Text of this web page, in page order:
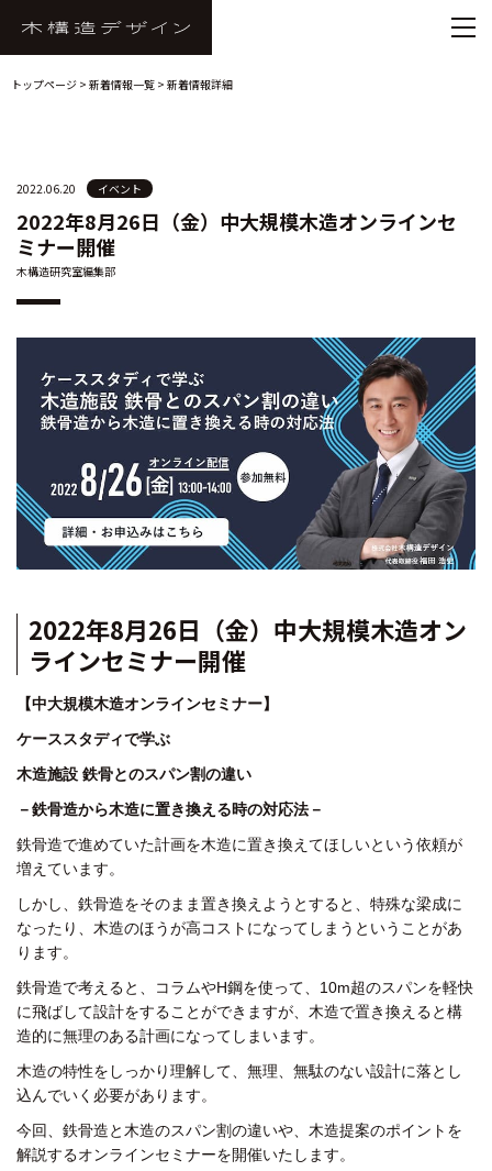
トップページ > 新着情報一覧 > 新着情報詳細
2022.06.20 イベント
2022年8月26日（金）中大規模木造オンラインセ
ミナー開催
木構造研究室編集部
2022年8月26日（金）中大規模木造オン
ラインセミナー開催
【中大規模木造オンラインセミナー】
ケーススタディで学ぶ
木造施設 鉄骨とのスパン割の違い
－鉄骨造から木造に置き換える時の対応法－
鉄骨造で進めていた計画を木造に置き換えてほしいという依頼が
増えています。
しかし、鉄骨造をそのまま置き換えようとすると、 特殊な梁成に
なったり、 木造のほうが高コストになってしまう ということがあ
ります。
鉄骨造で考えると、
コラムやH鋼を使って、10m超のスパンを軽快
に飛ばして設計をすることができますが、 木造で置き換えると構
造的に無理のある計画になってしまいます。
木造の特性をしっかり理解して、 無理、無駄のない設計に落とし
込んでいく 必要があります。
今回、鉄骨造と木造のスパン割の違いや、 木造提案のポイントを
解説するオンラインセミナーを開催いたします。